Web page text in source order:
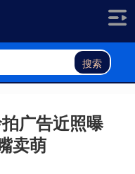
搜索
广告近照曝
卖萌